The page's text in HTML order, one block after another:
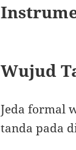
Wujud
Jeda formal
tanda pada